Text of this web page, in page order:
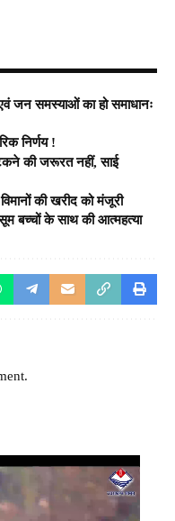
जन समस्याओं का हो समाधानः
निर्णय !
की जरूरत नहीं, साई
की खरीद को मंजूरी
बच्चों के साथ की आत्महत्या